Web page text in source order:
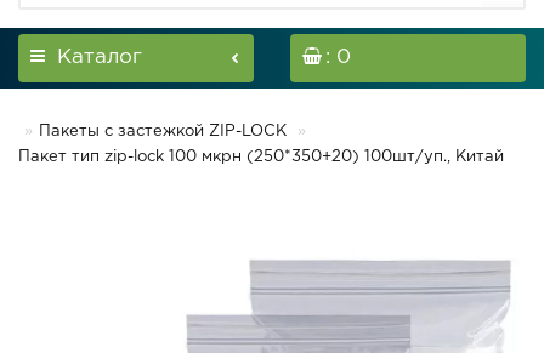
Каталог : 0
Пакеты с застежкой ZIP-LOCK
Пакет тип zip-lock 100 мкрн (250*350+20) 100шт/уп., Китай